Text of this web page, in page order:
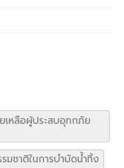
เหลือผู้ประสบอุทกภัย
มชาติในการบำบัดน้ำทิ้ง